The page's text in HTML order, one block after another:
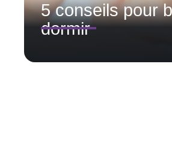
5 conseils pour
dormir